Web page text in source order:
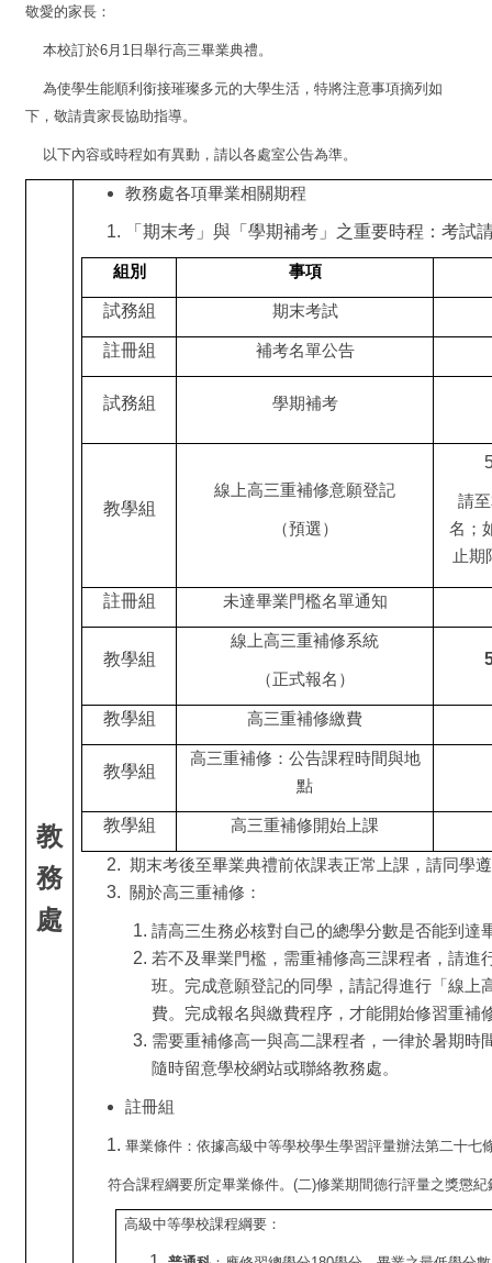
敬愛的家長：
本校訂於6月1日舉行高三畢業典禮。
為使學生能順利銜接璀璨多元的大學生活，特將注意事項摘列如
下，敬請貴家長協助指導。
以下內容或時程如有異動，請以各處室公告為準。
教
務
處
教務處各項畢業相關期程
「期末考」與「學期補考」之重要時程：考
組別 事項
試務組 期末考試
註冊組 補考名單公告
試務組 學期補考
教學組
線上高三重補修意願登記
（預選）
請
名；
止期
註冊組 未達畢業門檻名單通知
教學組
線上高三重補修系統
（正式報名）
教學組 高三重補修繳費
教學組
高三重補修：公告課程時間與地
點
教學組 高三重補修開始上課
期末考後至畢業典禮前依課表正常上課，請同學
關於高三重補修：
請高三生務必核對自己的總學分數是否能到達
若不及畢業門檻，需重補修高三課程者，請
班。完成意願登記的同學，請記得進行「線上
費。完成報名與繳費程序，才能開始修習重補
需要重補修高一與高二課程者，一律於暑期時
隨時留意學校網站或聯絡教務處。
註冊組
畢業條件：依據高級中等學校學生學習評量辦法第二十
符合課程綱要所定畢業條件。(二)修業期間德行評量之獎懲
高級中等學校課程綱要：